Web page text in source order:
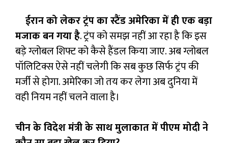
ईरान को लेकर ट्रंप का स्टैंड अमेरिका में ही एक बड़ा
मजाक बन गया है. ट्रंप को समझ नहीं आ रहा है कि इस
बड़े ग्लोबल शिफ्ट को कैसे हैंडल किया जाए. अब ग्लोबल
पॉलिटिक्स ऐसे नहीं चलेगी कि सब कुछ सिर्फ ट्रंप की
मर्जी से होगा. अमेरिका जो तय कर लेगा अब दुनिया में
वही नियम नहीं चलने वाला है।
चीन के विदेश मंत्री के साथ मुलाकात में पीएम मोदी ने